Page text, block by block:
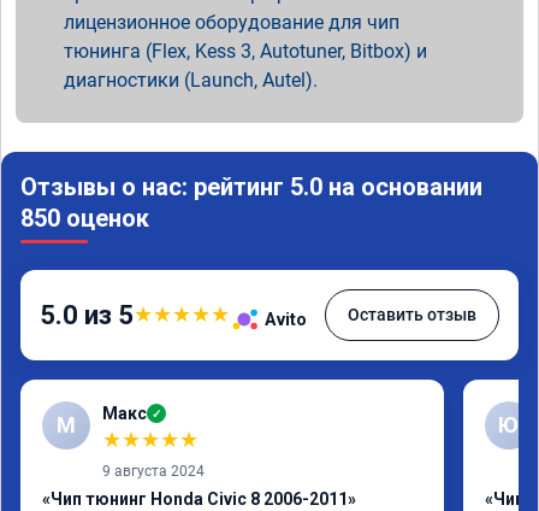
лицензионное оборудование для чип
тюнинга (Flex, Kess 3, Autotuner, Bitbox) и
диагностики (Launch, Autel).
Отзывы о нас: рейтинг 5.0 на основании
850 оценок
5.0 из 5★★★★★ Avito Оставить отзыв
М Макс ✓
★★★★★
9 августа 2024
«Чип тюнинг Honda Civic 8 2006-2011»
Ю
«Чип